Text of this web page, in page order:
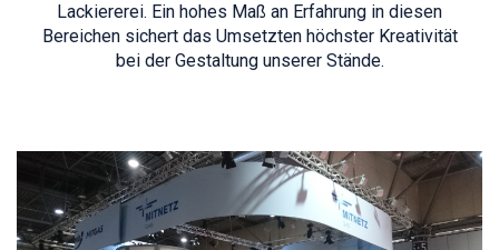
Lackiererei. Ein hohes Maß an Erfahrung in diesen
Bereichen sichert das Umsetzten höchster Kreativität
bei der Gestaltung unserer Stände.